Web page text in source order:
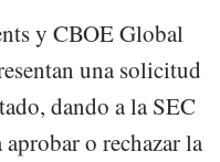
y CBOE Global
una solicitud
dando a la SEC
o rechazar la